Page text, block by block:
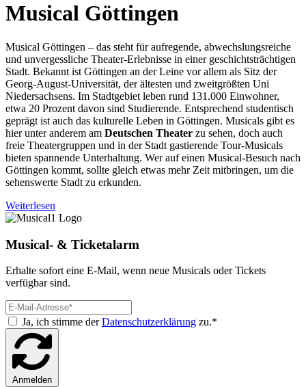
Musical Göttingen
Musical Göttingen – das steht für aufregende, abwechslungsreiche
und unvergessliche Theater-Erlebnisse in einer geschichtsträchtigen
Stadt. Bekannt ist Göttingen an der Leine vor allem als Sitz der
Georg-August-Universität, der ältesten und zweitgrößten Uni
Niedersachsens. Im Stadtgebiet leben rund 131.000 Einwohner,
etwa 20 Prozent davon sind Studierende. Entsprechend studentisch
geprägt ist auch das kulturelle Leben in Göttingen. Musicals gibt es
hier unter anderem am Deutschen Theater zu sehen, doch auch
freie Theatergruppen und in der Stadt gastierende Tour-Musicals
bieten spannende Unterhaltung. Wer auf einen Musical-Besuch nach
Göttingen kommt, sollte gleich etwas mehr Zeit mitbringen, um die
sehenswerte Stadt zu erkunden.
Weiterlesen
Musical- & Ticketalarm
Erhalte sofort eine E-Mail, wenn neue Musicals oder Tickets
verfügbar sind.
Ja, ich stimme derDatenschutzerklärung zu.*
Anmelden